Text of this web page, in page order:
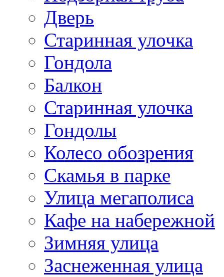
Дверь
Старинная улочка
Гондола
Балкон
Старинная улочка
Гондолы
Колесо обозрения
Скамья в парке
Улица мегаполиса
Кафе на набережной
Зимняя улица
Заснеженная улица